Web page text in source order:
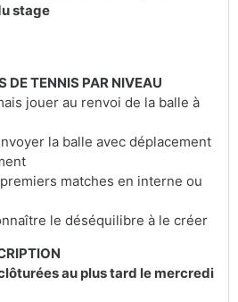
stage
DE TENNIS PAR NIVEAU
jouer au renvoi de la balle à
la balle avec déplacement
matches en interne ou
le déséquilibre à le créer
au plus tard le mercredi